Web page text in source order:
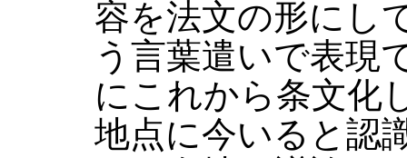
容を法文の形にし
う言葉遣いで表現
にこれから条文化
地点に今いると認